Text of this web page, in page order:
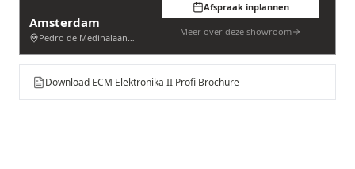
Amsterdam
Pedro de Medinalaan 53
Afspraak inplannen
Meer over deze showroom
Download ECM Elektronika II Profi Brochure